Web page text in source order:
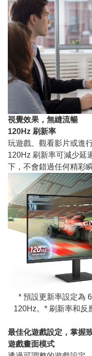
視覺效果，無縫流暢
120Hz 刷新率
玩遊戲、觀看影片或進
120Hz 刷新率可減少延
下，不會錯過任何精彩瞬
* 預設更新率設定為
120Hz。* 刷新率和反
最佳化遊戲設定，掌握
遊戲畫面模式